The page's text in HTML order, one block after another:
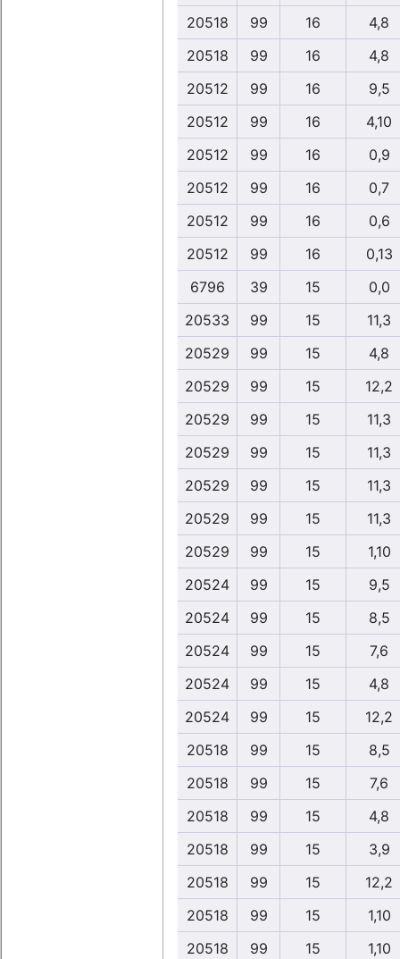
20518
99 16
4,8
20518
99 16
4,8
20512
99 16
9,5
20512
99 16
4,10
20512
99 16
0,9
20512
99 16
0,7
20512
99 16
0,6
20512
99 16
0,13
6796
39 15
0,0
20533
99 15
11,3
20529
99 15
4,8
20529
99 15
12,2
20529
99 15
11,3
20529
99 15
11,3
20529
99 15
11,3
20529
99 15
11,3
20529
99 15
1,10
20524
99 15
9,5
20524
99 15
8,5
20524
99 15
7,6
20524
99 15
4,8
20524
99 15
12,2
20518
99 15
8,5
20518
99 15
7,6
20518
99 15
4,8
20518
99 15
3,9
20518
99 15
12,2
20518
99 15
1,10
20518
99 15
1,10